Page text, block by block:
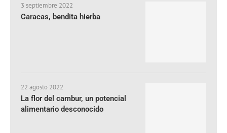
3 septiembre 2022
Caracas, bendita hierba
22 agosto 2022
La flor del cambur, un potencial
alimentario desconocido